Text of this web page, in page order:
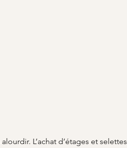
L’achat d’étages et selettes